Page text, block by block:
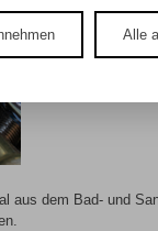
aus dem Bad- und
Alle